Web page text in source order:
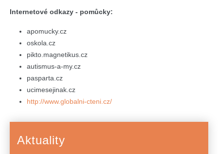
Internetové odkazy - pomůcky:
apomucky.cz
oskola.cz
pikto.magnetikus.cz
autismus-a-my.cz
pasparta.cz
ucimesejinak.cz
http://www.globalni-cteni.cz/
Aktuality